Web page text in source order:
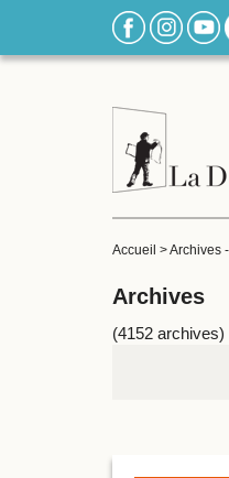
Accueil >Archives -
Archives
(4152 archives)